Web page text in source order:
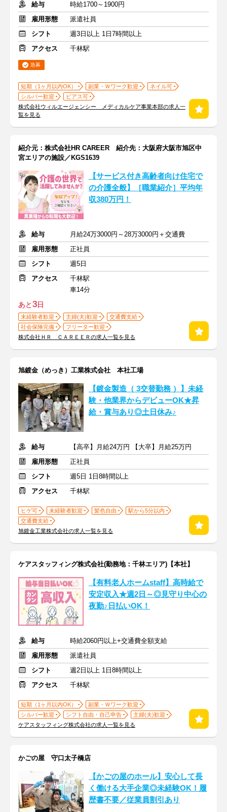
給与
時給1700～1900円
雇用形態
派遣社員
シフト
週3日以上 1日7時間以上
アクセス
千林駅
急募
短期（1ヶ月以内OK） 副業・Ｗワーク歓迎
ネイル可
シルバー歓迎
ピアス可
株式会社ウィルエージェンシー メディカルケア事業本部の求人一
覧を見る
紹介元：株式会社HR CAREER 紹介先：大阪府大阪市旭区中
宮エリアの施設／KGS1639
【サービス付き高齢者向け住宅で
の介護全般】［職業紹介］平均年
収380万円！
給与
月給24万3000円～28万3000円＋交通費
雇用形態
正社員
シフト
週5日
アクセス
千林駅
車14分
あと3日
未経験者歓迎 主婦(夫)歓迎
交通費支給
社会保険完備
フリーター歓迎
株式会社ＨＲ ＣＡＲＥＥＲの求人一覧を見る
旭鍍金（めっき）工業株式会社 本社工場
【鍍金製造（ 3交替勤務 ）】未経
験・他業界からデビューOK★昇
給・賞与あり◎土日休み♪
給与
【高卒】月給24万円 【大卒】月給25万円
雇用形態
正社員
シフト
週5日 1日8時間以上
アクセス
千林駅
ヒゲ可 未経験者歓迎 髪色自由
駅から5分以内
交通費支給
旭鍍金工業株式会社の求人一覧を見る
ケアスタッフィング株式会社(勤務地：千林エリア)【本社】
【有料老人ホームstaff】高時給で
安定収入★週2日～◎見守り中心の
夜勤♪日払いOK！
給与
時給2060円以上+交通費全額支給
雇用形態
派遣社員
シフト
週2日以上 1日8時間以上
アクセス
千林駅
短期（1ヶ月以内OK）
副業・Ｗワーク歓迎
シルバー歓迎
シフト自由・自己申告
主婦(夫)歓迎
ケアスタッフィング株式会社の求人一覧を見る
かごの屋 守口太子橋店
【かごの屋のホール】安心して長
く働ける大手企業◎未経験OK！履
歴書不要／従業員割引あり